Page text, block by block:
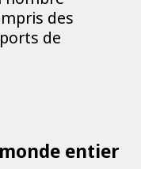
des
de
entier